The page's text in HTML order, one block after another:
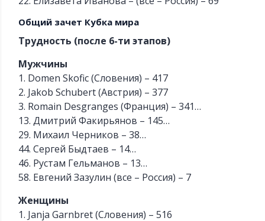
Общий зачет Кубка мира
Трудность (после 6-ти этапов)
Мужчины
1. Domen Skofic (Словения) – 417
2. Jakob Schubert (Австрия) – 377
3. Romain Desgranges (Франция) – 341…
13. Дмитрий Факирьянов – 145…
29. Михаил Черников – 38…
44. Сергей Быдтаев – 14…
46. Рустам Гельманов – 13…
58. Евгений Зазулин (все – Россия) – 7
Женщины
1. Janja Garnbret (Словения) – 516